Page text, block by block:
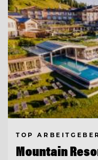
TOP
Mountain